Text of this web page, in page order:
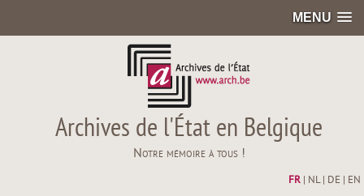
MENU
Archives de l'État en Belgique
Notre mémoire à tous !
FR| NL| DE EN